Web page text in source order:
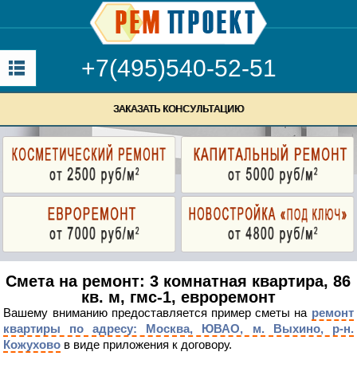
+7(495)540-52-51
ЗАКАЗАТЬ КОНСУЛЬТАЦИЮ
Смета на ремонт: 3 комнатная квартира, 86
кв. м, гмс-1, евроремонт
Вашему вниманию предоставляется пример сметы на ремонт
квартиры по адресу: Москва, ЮВАО, м. Выхино, р-н.
Кожухово в виде приложения к договору.